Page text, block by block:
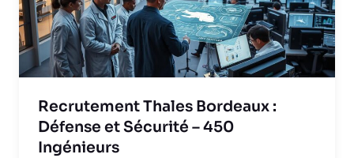
Recrutement Thales Bordeaux :
Défense et Sécurité – 450
Ingénieurs